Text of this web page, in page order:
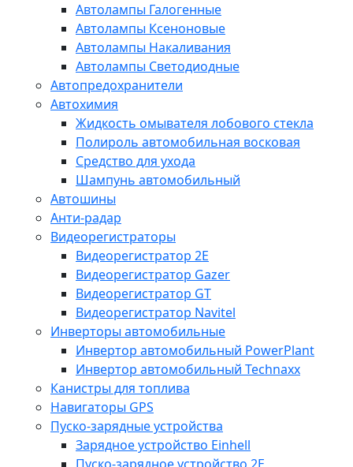
Автолампы Галогенные
Автолампы Ксеноновые
Автолампы Накаливания
Автолампы Светодиодные
Автопредохранители
Автохимия
Жидкость омывателя лобового стекла
Полироль автомобильная восковая
Средство для ухода
Шампунь автомобильный
Автошины
Анти-радар
Видеорегистраторы
Видеорегистратор 2E
Видеорегистратор Gazer
Видеорегистратор GT
Видеорегистратор Navitel
Инверторы автомобильные
Инвертор автомобильный PowerPlant
Инвертор автомобильный Technaxx
Канистры для топлива
Навигаторы GPS
Пуско-зарядные устройства
Зарядное устройство Einhell